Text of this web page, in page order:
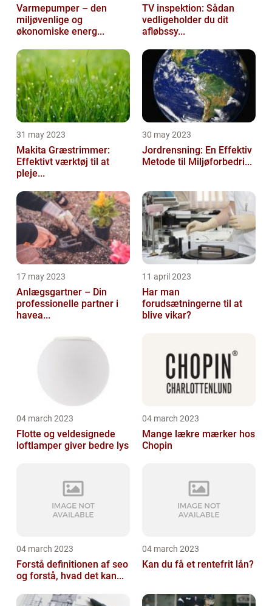
Varmepumper – den
miljøvenlige og
økonomiske energ...
TV inspektion: Sådan
vedligeholder du dit
afløbssy...
31 may 2023
Makita Græstrimmer:
Effektivt værktøj til at
pleje...
30 may 2023
Jordrensning: En Effektiv
Metode til Miljøforbedri...
17 may 2023
Anlægsgartner – Din
professionelle partner i
havea...
11 april 2023
Har man
forudsætningerne til at
blive vikar?
04 march 2023
Flotte og veldesignede
loftlamper giver bedre lys
04 march 2023
Mange lækre mærker hos
Chopin
04 march 2023
Forstå definitionen af seo
og forstå, hvad det kan...
04 march 2023
Kan du få et rentefrit lån?